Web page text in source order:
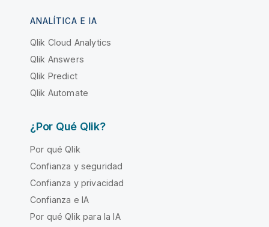
ANALÍTICA E IA
Qlik Cloud Analytics
Qlik Answers
Qlik Predict
Qlik Automate
¿Por Qué Qlik?
Por qué Qlik
Confianza y seguridad
Confianza y privacidad
Confianza e IA
Por qué Qlik para la IA